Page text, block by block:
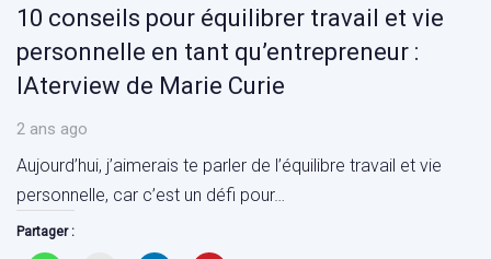
10 conseils pour équilibrer travail et vie
personnelle en tant qu’entrepreneur :
IAterview de Marie Curie
2 ans ago
Aujourd’hui, j’aimerais te parler de l’équilibre travail et vie
personnelle, car c’est un défi pour…
Partager :